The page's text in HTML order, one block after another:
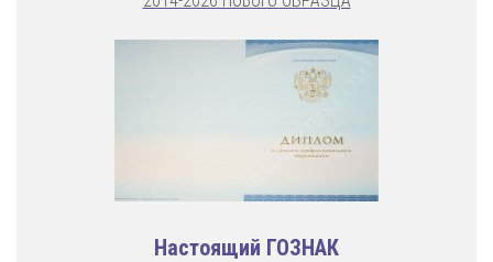
Настоящий ГОЗНАК